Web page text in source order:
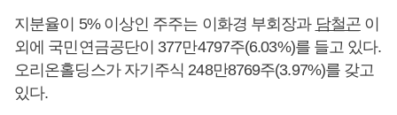
지분율이 5% 이상인 주주는 이화경 부회장과 담철곤이
외에 국민연금공단이 377만4797주(6.03%)를 들고 있다.
오리온홀딩스가 자기주식 248만8769주(3.97%)를 갖고
있다.